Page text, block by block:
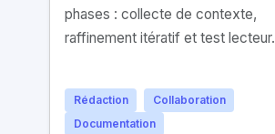
phases : collecte de contexte,
raffinement itératif et test lecteur.
Rédaction
Collaboration
Documentation